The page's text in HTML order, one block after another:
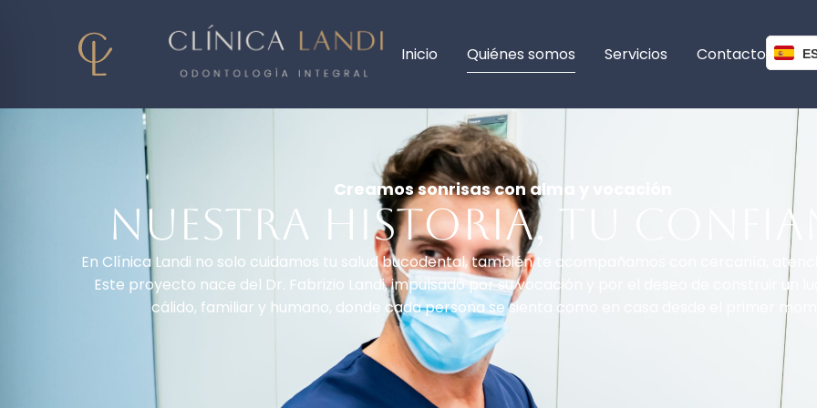
Inicio Quiénes somos Servicios Contacto
Creamos sonrisas con alma y vocación
Nuestra historia, tu
En Clínica Landi no solo cuidamos tu salud bucodental, también te acompañamos con cercanía,
Este proyecto nace del Dr. Fabrizio Landi, impulsado por su vocación y por el deseo de construir un
cálido, familiar y humano, donde cada persona se sienta como en casa desde el primer